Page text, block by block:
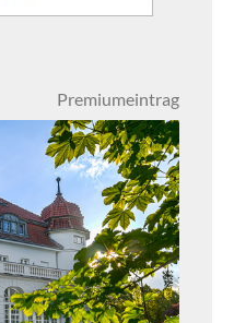
Premiumeintrag